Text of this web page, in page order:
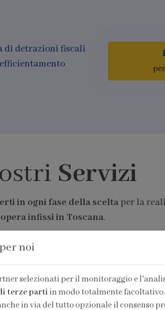
di detrazioni fiscali
Servizi
in ogni fase della sceltaper la
opera infissi in Toscana.
noi
selezionati per il monitoraggio e
terze partiin modo totalmente
in via del tutto opzionale il consenso